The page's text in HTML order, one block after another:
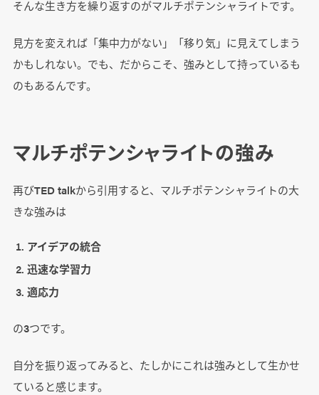
そんな生き方を繰り返すのがマルチポテンシャライトです。
見方を変えれば「集中力がない」「移り気」に見えてしまう
かもしれない。でも、だからこそ、強みとして持っているも
のもあるんです。
マルチポテンシャライトの強み
再びTED talkから引用すると、マルチポテンシャライトの大
きな強みは
アイデアの統合
迅速な学習力
適応力
の3つです。
自分を振り返ってみると、たしかにこれは強みとして生かせ
ていると感じます。